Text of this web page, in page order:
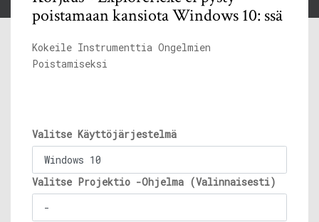
poistamaan kansiota Windows 10: ssä
Kokeile Instrumenttia Ongelmien
Poistamiseksi
Valitse Käyttöjärjestelmä
Valitse Projektio -Ohjelma (Valinnaisesti)